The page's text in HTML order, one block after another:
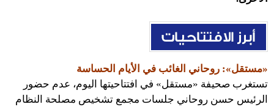
«مستقل»: روحاني الغائب في الأيام الحساسة
تستغرب صحيفة «مستقل» في افتتاحيتها اليوم، عدم حضور
الرئيس حسن روحاني جلسات مجمع تشخيص مصلحة النظام